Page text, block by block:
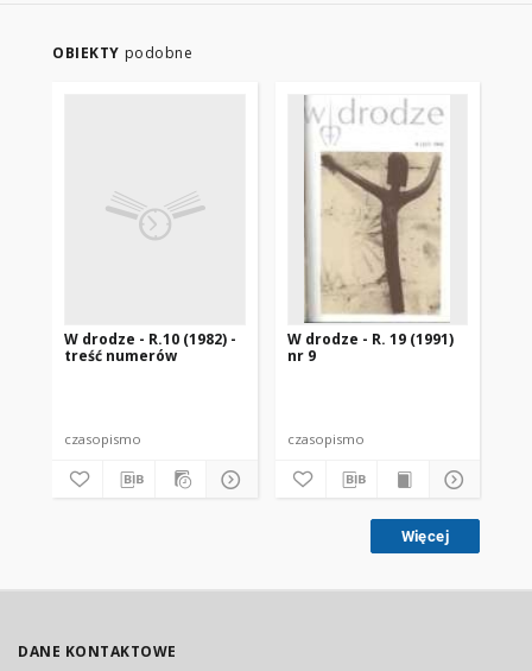
OBIEKTY podobne
W drodze - R.10 (1982) -
treść numerów
czasopismo
W drodze - R. 19 (1991)
nr 9
czasopismo
Więcej
DANE KONTAKTOWE